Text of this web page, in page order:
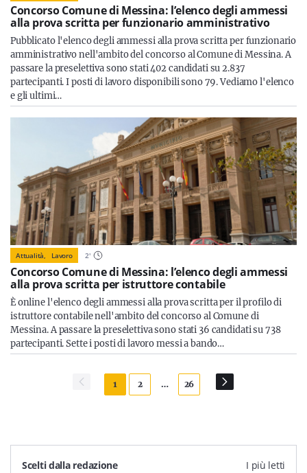
Concorso Comune di Messina: l’elenco degli ammessi
alla prova scritta per funzionario amministrativo
Pubblicato l'elenco degli ammessi alla prova scritta per funzionario
amministrativo nell'ambito del concorso al Comune di Messina. A
passare la preselettiva sono stati 402 candidati su 2.837
partecipanti. I posti di lavoro disponibili sono 79. Vediamo l'elenco
e gli ultimi…
Attualità, Lavoro 2'
Concorso Comune di Messina: l’elenco degli ammessi
alla prova scritta per istruttore contabile
È online l'elenco degli ammessi alla prova scritta per il profilo di
istruttore contabile nell'ambito del concorso al Comune di
Messina. A passare la preselettiva sono stati 36 candidati su 738
partecipanti. Sette i posti di lavoro messi a bando…
1 2 … 26
Scelti dalla redazione I più letti